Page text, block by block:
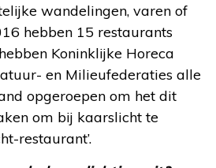
wandelingen, varen of
hebben 15 restaurants
Koninklijke Horeca
en Milieufederaties alle
opgeroepen om het dit
om bij kaarslicht te
restaurant’.